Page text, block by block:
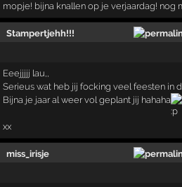
mopje! bijna knallen op je verjaardag! nog
Stampertjehh!!!
Eeejjjjj lau,,
Serieus wat heb jij focking veel feesten in
Bijna je jaar al weer vol geplant jij hahaha
.
xx
miss_irisje